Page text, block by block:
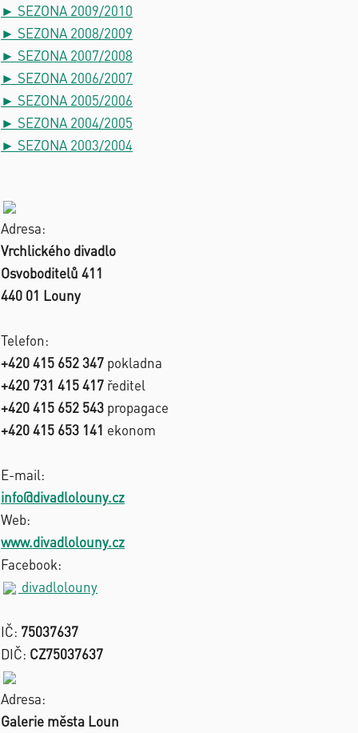
► SEZONA 2009/2010
► SEZONA 2008/2009
► SEZONA 2007/2008
► SEZONA 2006/2007
► SEZONA 2005/2006
► SEZONA 2004/2005
► SEZONA 2003/2004
Adresa:
Vrchlického divadlo
Osvoboditelů 411
440 01 Louny
Telefon:
+420 415 652 347 pokladna
+420 731 415 417 ředitel
+420 415 652 543 propagace
+420 415 653 141 ekonom
E-mail:
info@divadlolouny.cz
Web:
www.divadlolouny.cz
Facebook:
divadlolouny
IČ: 75037637
DIČ: CZ75037637
Adresa:
Galerie města Loun